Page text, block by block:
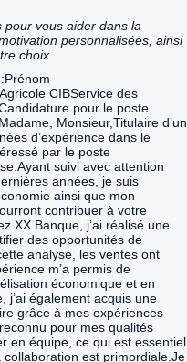
pour vous aider dans la
personnalisées, ainsi
choix.
CIBService des
pour le poste
Monsieur,Titulaire d’un
d’expérience dans le
par le poste
suivi avec attention
années, je suis
ainsi que mon
contribuer à votre
XX Banque, j’ai réalisé une
des opportunités de
analyse, les ventes ont
m’a permis de
économique et en
j’ai également acquis une
grâce à mes expériences
pour mes qualités
en équipe, ce qui est essentiel
est primordiale.Je